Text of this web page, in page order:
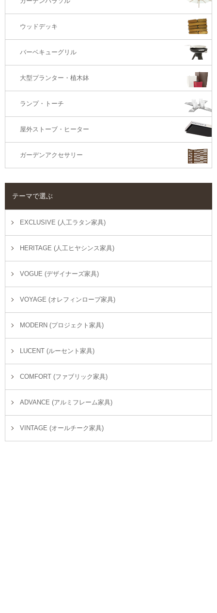
オットマン・スツール
ウッドデッキ
バーベキューグリル
大型プランター・植木鉢
ランプ・トーチ
屋外ストーブ・ヒーター
ガーデンアクセサリー
テーマで選ぶ
EXCLUSIVE (人工ラタン家具)
HERITAGE (人工ヒヤシンス家具)
VOGUE (デザイナーズ家具)
VOYAGE (オレフィンロープ家具)
MODERN (プロジェクト家具)
LUCENT (ルーセント家具)
COMFORT (ファブリック家具)
ADVANCE (アルミフレーム家具)
VINTAGE (オールチーク家具)